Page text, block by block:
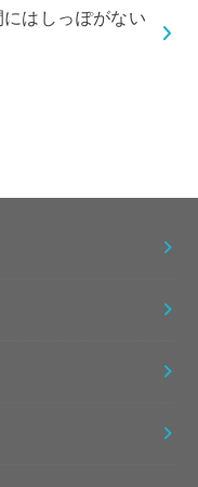
にはしっぽがない